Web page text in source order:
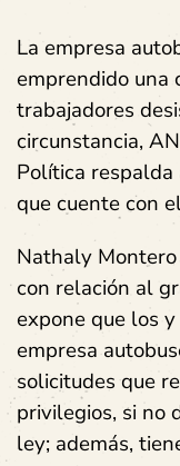
La empresa
emprendido una
trabajadores
circunstancia,
Política
que cuente con
Nathaly
con relación al
expone que los
empresa
solicitudes que
privilegios, si no
ley; además,